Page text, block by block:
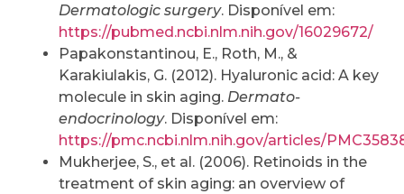
Dermatologic surgery. Disponível em:
https://pubmed.ncbi.nlm.nih.gov/16029672/
Papakonstantinou, E., Roth, M., &
Karakiulakis, G. (2012). Hyaluronic acid: A key
molecule in skin aging. Dermato-
endocrinology. Disponível em:
https://pmc.ncbi.nlm.nih.gov/articles/
Mukherjee, S., et al. (2006). Retinoids in the
treatment of skin aging: an overview of